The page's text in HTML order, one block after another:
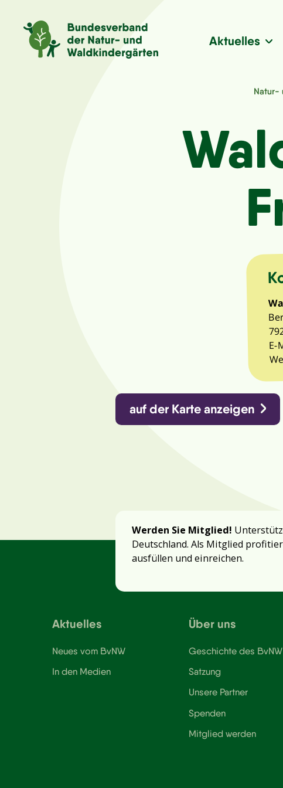
Aktuelles
Natur-
E-
auf der Karte anzeigen
Werden Sie Mitglied!
Deutschland. Als Mitglied
ausfüllen und einreichen.
Aktuelles
Neues vom BvNW
In den Medien
Über uns
Geschichte des BvNW
Satzung
Unsere Partner
Spenden
Mitglied werden